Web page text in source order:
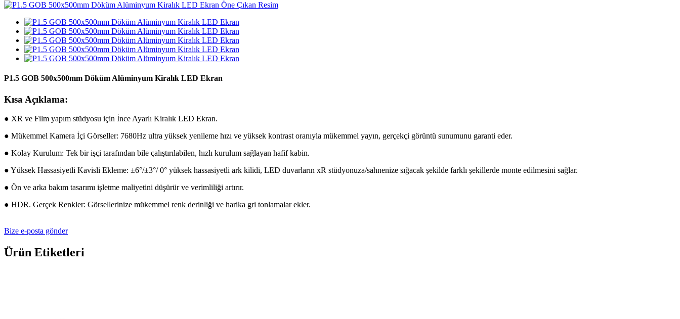
P1.5 GOB 500x500mm Döküm Alüminyum Kiralık LED Ekran
Kısa Açıklama:
● XR ve Film yapım stüdyosu için İnce Ayarlı Kiralık LED Ekran.
● Mükemmel Kamera İçi Görseller: 7680Hz ultra yüksek yenileme hızı ve yüksek kontrast oranıyla mükemmel yayın, gerçekçi görüntü sunumunu garanti eder.
● Kolay Kurulum: Tek bir işçi tarafından bile çalıştırılabilen, hızlı kurulum sağlayan hafif kabin.
● Yüksek Hassasiyetli Kavisli Ekleme: ±6°/±3°/ 0° yüksek hassasiyetli ark kilidi, LED duvarların xR stüdyonuza/sahnenize sığacak şekilde farklı şekillerde monte edilmesini sağlar.
● Ön ve arka bakım tasarımı işletme maliyetini düşürür ve verimliliği artırır.
● HDR. Gerçek Renkler: Görsellerinize mükemmel renk derinliği ve harika gri tonlamalar ekler.
Bize e-posta gönder
Ürün Etiketleri